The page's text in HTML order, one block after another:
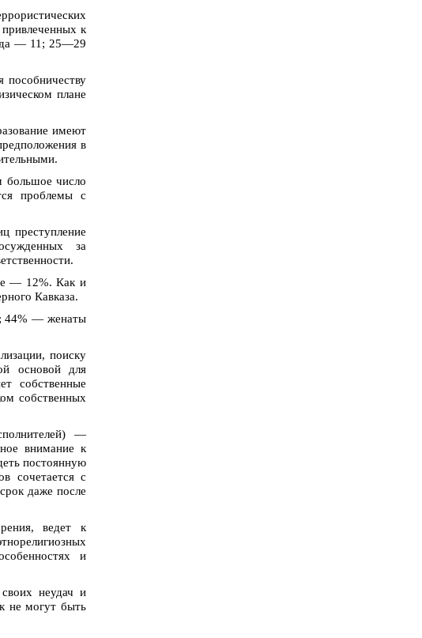
к
— 11; 25—29
плане
имеют
в
большое число
проблемы с
преступление
за
— 12%. Как и
Кавказа.
44% — женаты
поиску
основой для
собственные
собственных
—
внимание к
постоянную
сочетается с
даже после
ведет к
и
неудач и
не могут быть